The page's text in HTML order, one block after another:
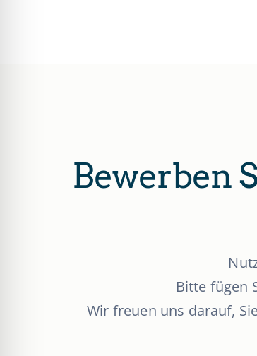
Bewerben
Bitte fügen
Wir freuen uns darauf,